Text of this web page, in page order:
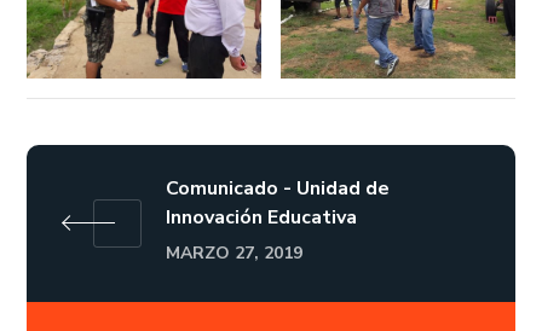
Comunicado - Unidad de
Innovación Educativa
MARZO 27, 2019